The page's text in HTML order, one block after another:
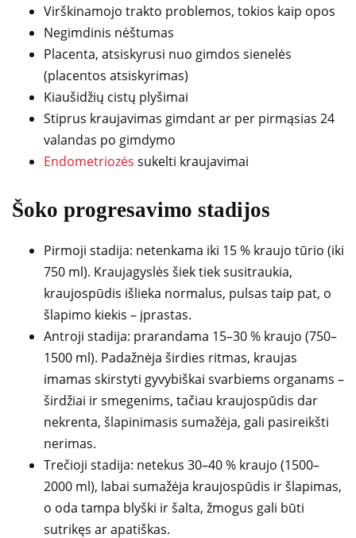
Virškinamojo trakto problemos, tokios kaip opos
Negimdinis nėštumas
Placenta, atsiskyrusi nuo gimdos sienelės
(placentos atsiskyrimas)
Kiaušidžių cistų plyšimai
Stiprus kraujavimas gimdant ar per pirmąsias 24
valandas po gimdymo
Endometriozės sukelti kraujavimai
Šoko progresavimo stadijos
Pirmoji stadija: netenkama iki 15 % kraujo tūrio (iki
750 ml). Kraujagyslės šiek tiek susitraukia,
kraujospūdis išlieka normalus, pulsas taip pat, o
šlapimo kiekis – įprastas.
Antroji stadija: prarandama 15–30 % kraujo (750–
1500 ml). Padažnėja širdies ritmas, kraujas
imamas skirstyti gyvybiškai svarbiems organams –
širdžiai ir smegenims, tačiau kraujospūdis dar
nekrenta, šlapinimasis sumažėja, gali pasireikšti
nerimas.
Trečioji stadija: netekus 30–40 % kraujo (1500–
2000 ml), labai sumažėja kraujospūdis ir šlapimas,
o oda tampa blyški ir šalta, žmogus gali būti
sutrikęs ar apatiškas.